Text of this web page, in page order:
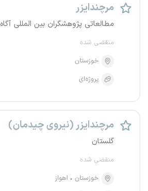
مرچندایزر
مطالعاتی پژوهشگران بین المللی آگاه
منقضی شده
خوزستان
پروژه‌ای
مرچندایزر (نیروی چیدمان)
گلستان
منقضی شده
خوزستان
اهواز